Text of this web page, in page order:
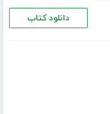
دانلود کتاب